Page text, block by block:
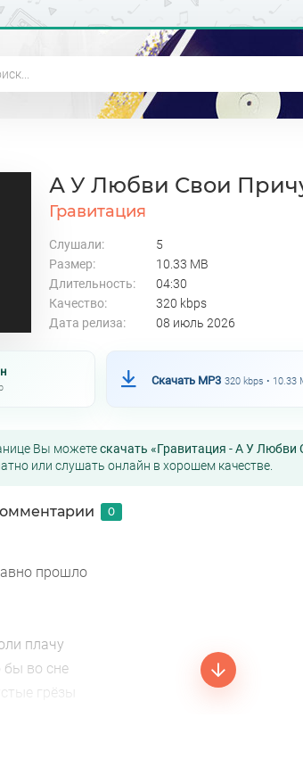
А У Любви Свои
Гравитация
Слушали:
5
Размер:
10.33 MB
Длительность:
04:30
Качество:
320 kbps
Дата релиза:
08 июль 2026
Скачать MP3 320 kbps • 10.33
Вы можетескачать «Гравитация - А У Любви
или слушать онлайн в хорошем качестве.
0
прошло
плачу
бы во сне
грёзы